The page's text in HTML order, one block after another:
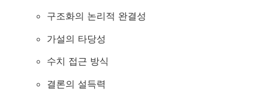
구조화의 논리적 완결성
가설의 타당성
수치 접근 방식
결론의 설득력